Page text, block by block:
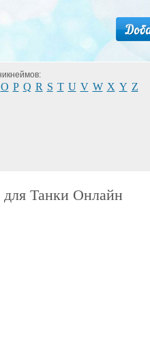
O P Q R S T U V W X Y Z
Танки Онлайн